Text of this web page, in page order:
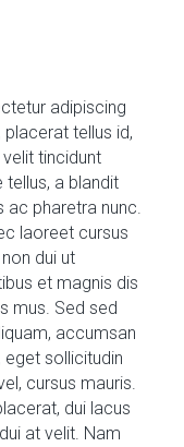
adipiscing
tellus id,
tincidunt
tellus, a blandit
ac pharetra nunc.
laoreet cursus
dui ut
et magnis dis
mus. Sed sed
accumsan
sollicitudin
cursus mauris.
dui lacus
at velit. Nam